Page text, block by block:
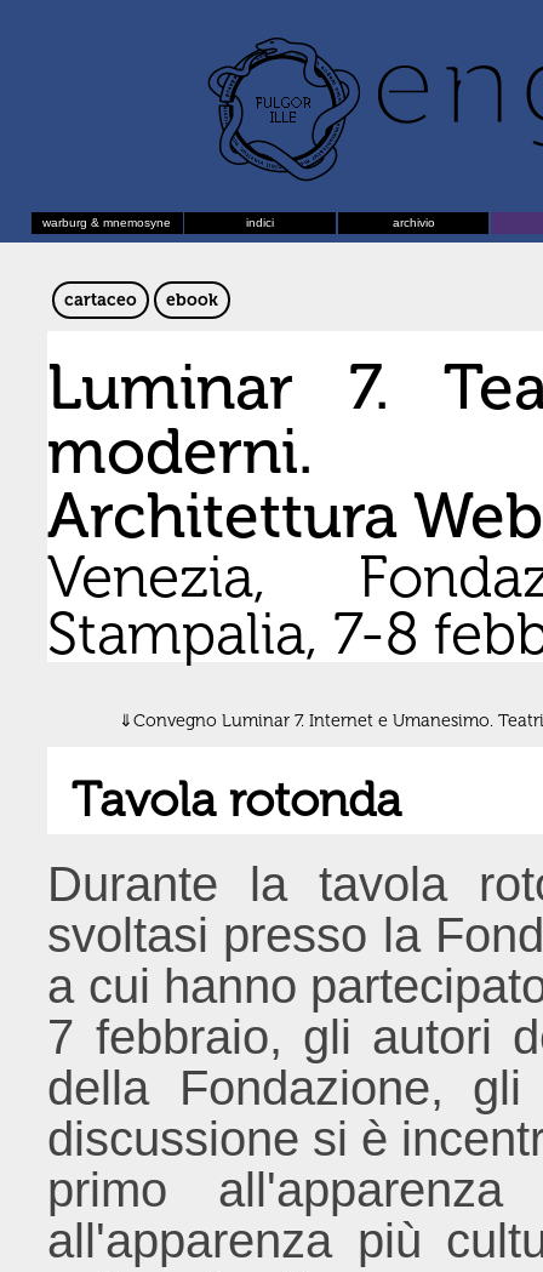
warburg & mnemosyne indici archivio
cartaceo ebook
Luminar 7.
moderni.
Architettura Web
Venezia,
Stampalia, 7-8
Convegno Luminar 7. Internet e Umanesimo.
Tavola rotonda
Durante la tavola
svoltasi presso la
a cui hanno
7 febbraio, gli autori
della Fondazione,
discussione si è
primo
all'apparenza più